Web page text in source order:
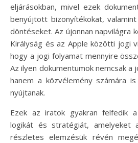
eljárásokban, mivel ezek
benyújtott bizonyítékokat,
döntéseket. Az újonnan napvilágra
Királyság és az Apple közötti jogi
hogy a jogi folyamat mennyire
Az ilyen dokumentumok nemcsak a
hanem a közvélemény számára
nyújtanak.
Ezek az iratok gyakran felfedik
logikát és stratégiát, amelyeket
részletes elemzésük révén